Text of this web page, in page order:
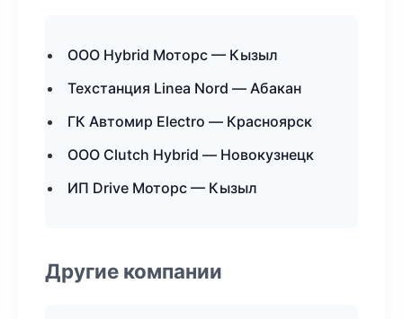
ООО Hybrid Моторс — Кызыл
Техстанция Linea Nord — Абакан
ГК Автомир Electro — Красноярск
ООО Clutch Hybrid — Новокузнецк
ИП Drive Моторс — Кызыл
Другие компании